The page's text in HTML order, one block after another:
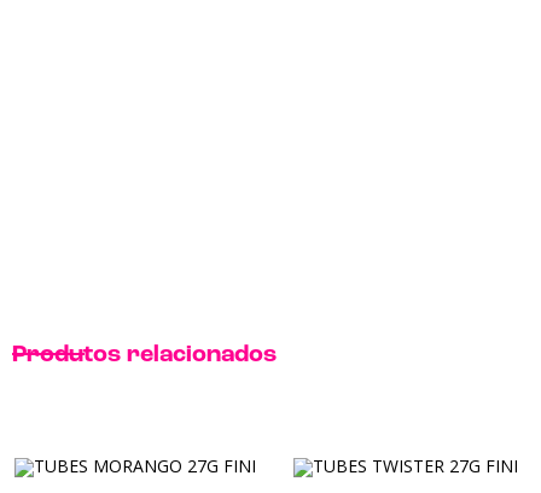
Produtos relacionados